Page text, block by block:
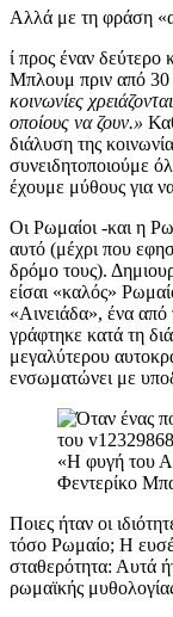
Αλλά με τη φράση
ί προς έναν δεύτερο
Μπλουμ πριν από 30
κοινωνίες
οποίους να ζουν.»
διάλυση της
συνειδητοποιούμε
έχουμε μύθους για
Οι Ρωμαίοι -και η
αυτό (μέχρι που
δρόμο τους).
είσαι «καλός»
«Αινειάδα», ένα
γράφτηκε κατά τη
μεγαλύτερου
ενσωματώνει με
«Η φυγή του
Φεντερίκο
Ποιες ήταν οι
τόσο Ρωμαίο; Η
σταθερότητα: Αυτά
ρωμαϊκής